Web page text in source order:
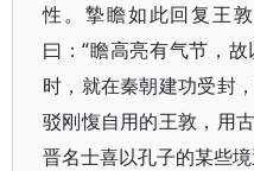
性。摯瞻如此回复王
曰：“瞻高亮有气节，
时，就在秦朝建功受封
驳刚愎自用的王敦，用
晋名士喜以孔子的某些